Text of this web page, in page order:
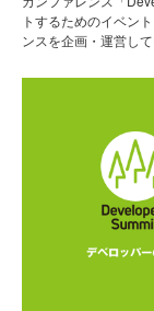
トするためのイベン
ンスを企画・運営して